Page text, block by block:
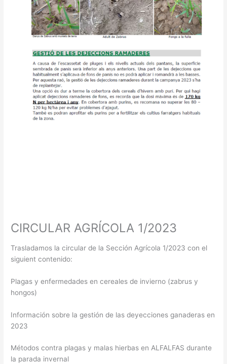
CIRCULAR AGRÍCOLA 1/2023
Trasladamos la circular de la Sección Agrícola 1/2023 con el
siguient contenido:
Plagas y enfermedades en cereales de invierno (zabrus y
hongos)
Información sobre la gestión de las deyecciones ganaderas en
2023
Métodos contra plagas y malas hierbas en ALFALFAS durante
la parada invernal